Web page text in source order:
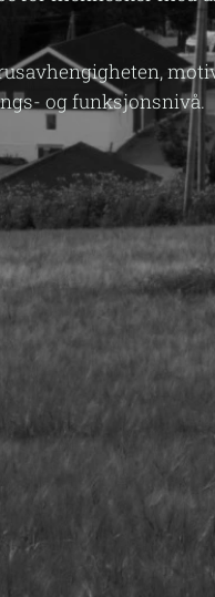
og funksjonsnivå.